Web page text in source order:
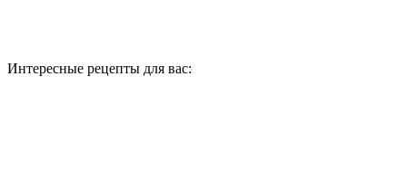
Интересные рецепты для вас: